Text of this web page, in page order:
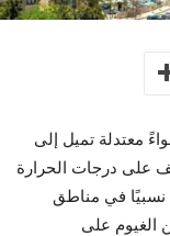
اليوم الأربعاء 20 أيار 2026، أجواءً معتدلة تميل إلى
على درجات الحرارة
نسبيًا في مناطق
الغيوم على